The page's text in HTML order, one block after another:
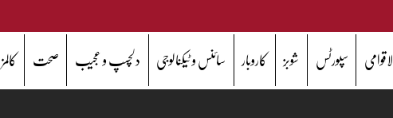
سپورٹس شوبز کاروبار سائنس و ٹیکنالوجی دلچسپ و عجیب صحت کالمز